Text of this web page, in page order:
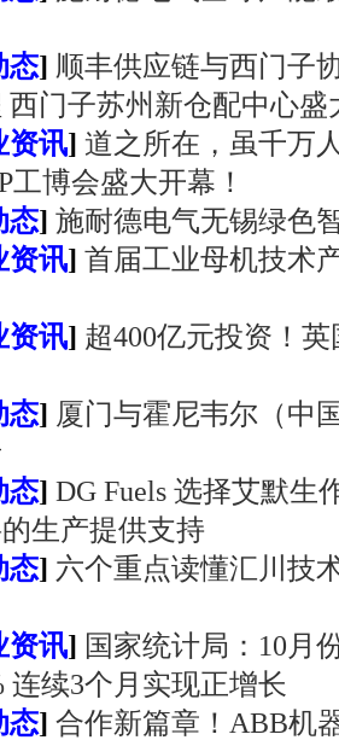
态] 顺丰供应链与西门子
西门子苏州新仓配中心盛
资讯] 道之所在，虽千
工博会盛大开幕！
态] 施耐德电气无锡绿色
资讯] 首届工业母机技术
资讯] 超400亿元投资！
态] 厦门与霍尼韦尔（中
态] DG Fuels 选择艾默生
生产提供支持
态] 六个重点读懂汇川技
资讯] 国家统计局：10月
连续3个月实现正增长
态] 合作新篇章！ABB机